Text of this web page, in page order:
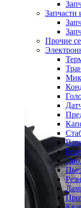
Запчасти
Прочие
Реле